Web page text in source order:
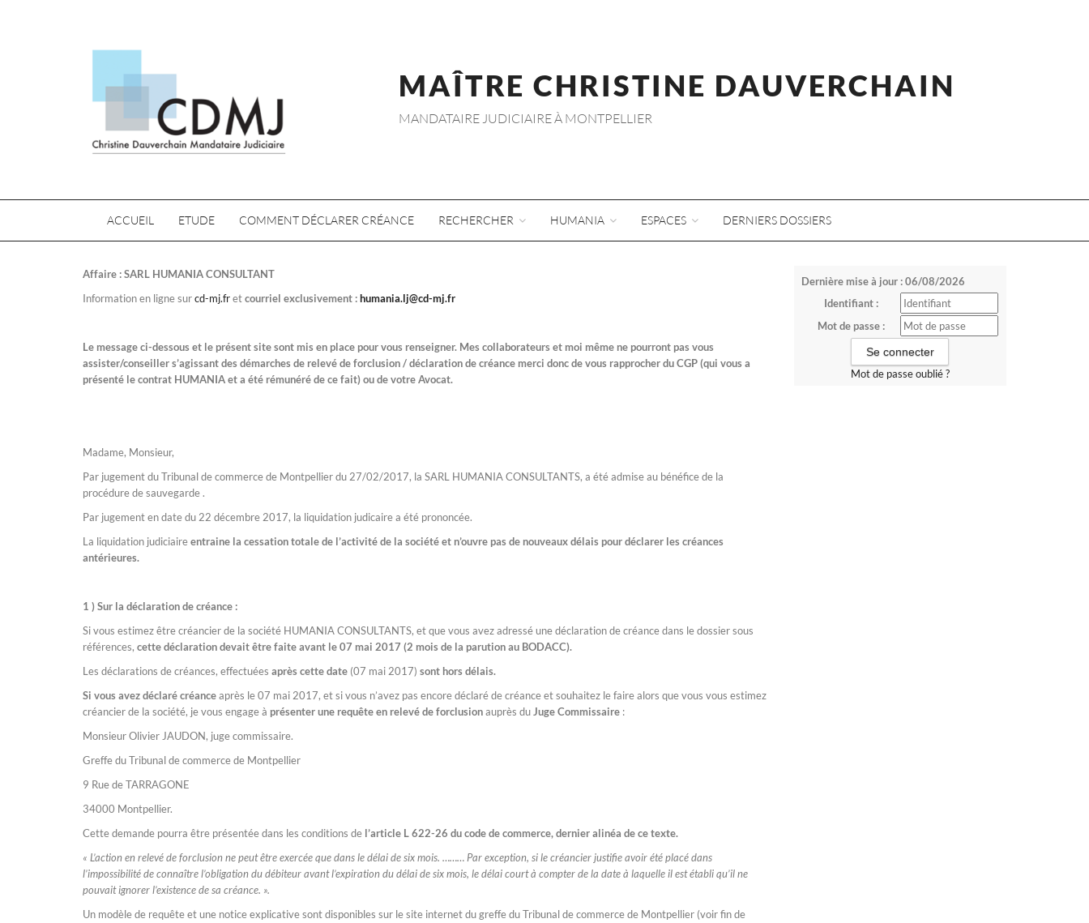
MAÎTRE CHRISTINE DAUVERCHAIN
MANDATAIRE JUDICIAIRE À MONTPELLIER
ACCUEIL ETUDE COMMENT DÉCLARER CRÉANCE RECHERCHER HUMANIA ESPACES DERNIERS DOSSIERS
Dernière mise à jour : 06/08/2026
Identifiant :
Mot de passe :
Mot de passe oublié ?
Affaire : SARL HUMANIA CONSULTANT
Information en ligne surcd-mj.fretcourriel exclusivement :humania.lj@cd-mj.fr
Le message ci-dessous et le présent site sont mis en place pour vous renseigner. Mes collaborateurs et moi même ne pourront pas vous
assister/conseiller s’agissant des démarches de relevé de forclusion / déclaration de créance merci donc de vous rapprocher du CGP (qui vous a
présenté le contrat HUMANIA et a été rémunéré de ce fait) ou de votre Avocat.
Madame, Monsieur,
Par jugement du Tribunal de commerce de Montpellier du 27/02/2017, la SARL HUMANIA CONSULTANTS, a été admise au bénéfice de la
procédure de sauvegarde .
Par jugement en date du 22 décembre 2017, la liquidation judicaire a été prononcée.
La liquidation judiciaireentraine la cessation totale de l’activité de la société et n’ouvre pas de nouveaux délais pour déclarer les créances
antérieures.
1 ) Sur la déclaration de créance :
Si vous estimez être créancier de la société HUMANIA CONSULTANTS, et que vous avez adressé une déclaration de créance dans le dossier sous
références, cette déclaration devait être faite avant le 07 mai 2017 (2 mois de la parution au BODACC).
Les déclarations de créances, effectuées après cette date (07 mai 2017) sont hors délais.
Si vous avez déclaré créanceaprès le 07 mai 2017, et si vous n’avez pas encore déclaré de créance et souhaitez le faire alors que vous vous estimez
créancier de la société, je vous engage à présenter une requête en relevé de forclusionauprès du Juge Commissaire :
Monsieur Olivier JAUDON, juge commissaire.
Greffe du Tribunal de commerce de Montpellier
9 Rue de TARRAGONE
34000 Montpellier.
Cette demande pourra être présentée dans les conditions de l’article L 622-26 du code de commerce, dernier alinéa de ce texte.
« L’action en relevé de forclusion ne peut être exercée que dans le délai de six mois. ……… Par exception, si le créancier justifie avoir été placé dans
l’impossibilité de connaître l’obligation du débiteur avant l’expiration du délai de six mois, le délai court à compter de la date à laquelle il est établi qu’il ne
pouvait ignorer l’existence de sa créance. ».
Un modèle de requête et une notice explicative sont disponibles sur le site internet du greffe du Tribunal de commerce de Montpellier (voir fin de